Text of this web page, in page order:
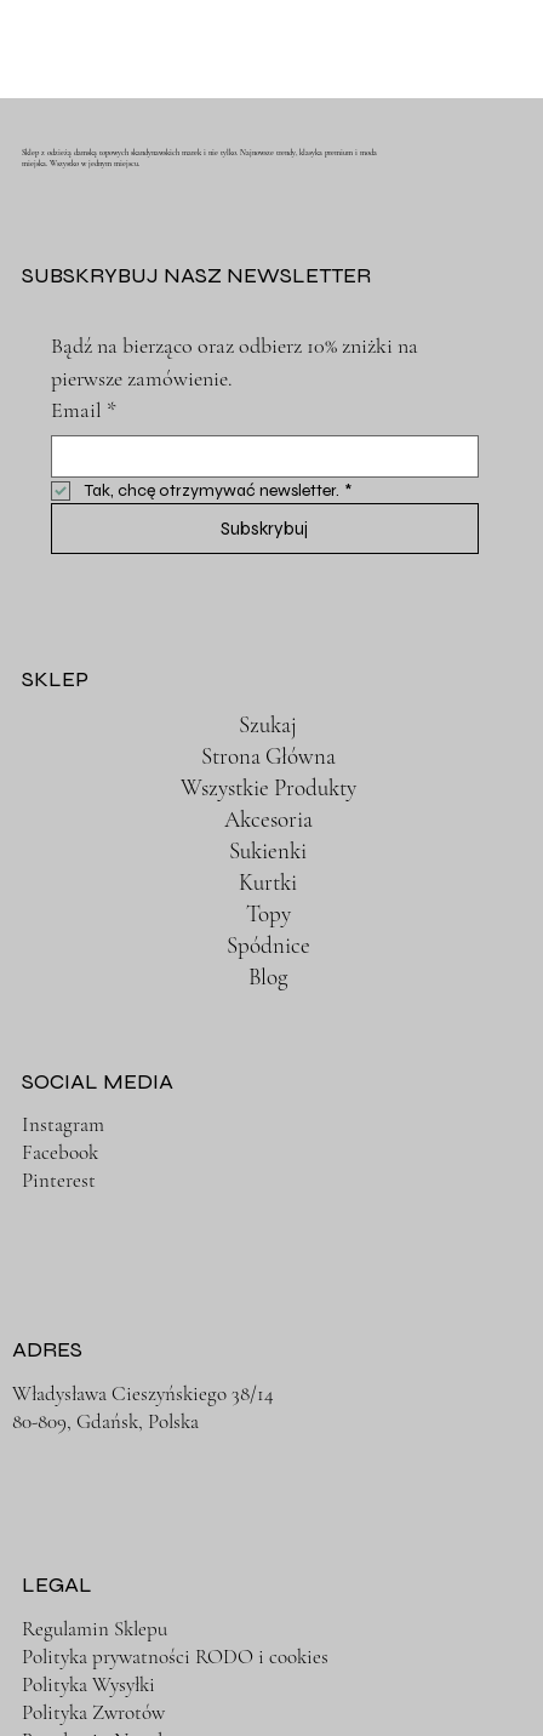
Sklep z odzieżą damską topowych skandynawskich marek i nie tylko. Najnowsze trendy, klasyka premium i moda
miejska. Wszystko w jednym miejscu.
SUBSKRYBUJ NASZ NEWSLETTER
Bądź na bierząco oraz odbierz 10% zniżki na
pierwsze zamówienie.
Email *
Tak, chcę otrzymywać newsletter. *
Subskrybuj
SKLEP
Szukaj
Strona Główna
Wszystkie Produkty
Akcesoria
Sukienki
Kurtki
Topy
Spódnice
Blog
LEGAL
Regulamin Sklepu
Polityka prywatności RODO i cookies
Polityka Wysyłki
Polityka Zwrotów
ADRES
Władysława Cieszyńskiego 38/14
80-809, Gdańsk, Polska
SOCIAL MEDIA
Instagram
Facebook
Pinterest